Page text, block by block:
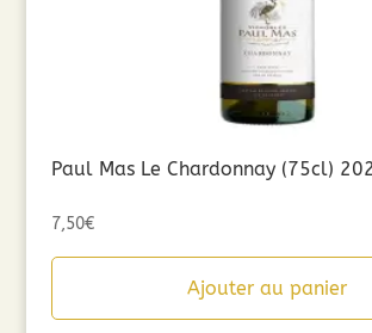
Paul Mas Le Chardonnay (75cl)
7,50€
Ajouter au panier